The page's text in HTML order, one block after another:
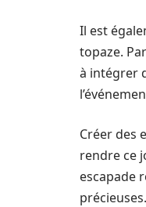
Il est
topaze.
à intégrer
Créer des
rendre ce
escapade